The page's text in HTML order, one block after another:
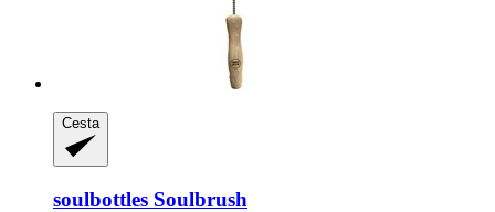
Cesta
soulbottles Soulbrush